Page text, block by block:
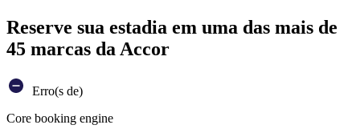
Reserve sua estadia em uma das mais de
45 marcas da Accor
Erro(s de)
Core booking engine